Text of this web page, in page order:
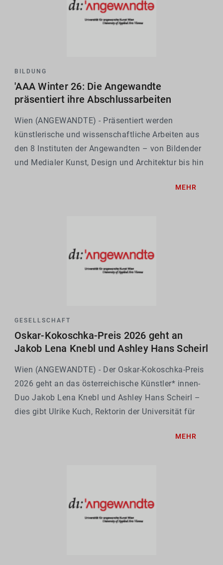
BILDUNG
'AAA Winter 26: Die Angewandte
präsentiert ihre Abschlussarbeiten
Wien (ANGEWANDTE) - Präsentiert werden
künstlerische und wissenschaftliche Arbeiten aus
den 8 Instituten der Angewandten – von Bildender
und Medialer Kunst, Design und Architektur bis hin
MEHR
GESELLSCHAFT
Oskar-Kokoschka-Preis 2026 geht an
Jakob Lena Knebl und Ashley Hans Scheirl
Wien (ANGEWANDTE) - Der Oskar-Kokoschka-Preis
2026 geht an das österreichische Künstler* innen-
Duo Jakob Lena Knebl und Ashley Hans Scheirl –
dies gibt Ulrike Kuch, Rektorin der Universität für
MEHR